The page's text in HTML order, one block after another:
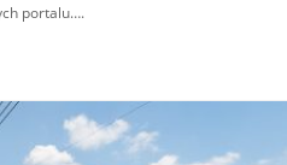
portalu….